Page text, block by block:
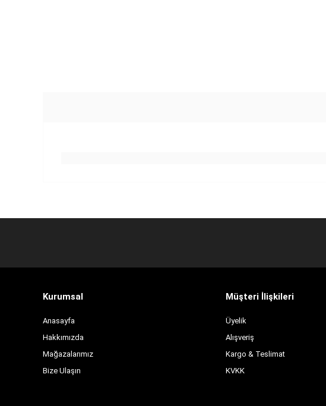
Kurumsal
Anasayfa
Hakkımızda
Mağazalarımız
Bize Ulaşın
Müşteri İlişkileri
Üyelik
Alışveriş
Kargo & Teslimat
KVKK